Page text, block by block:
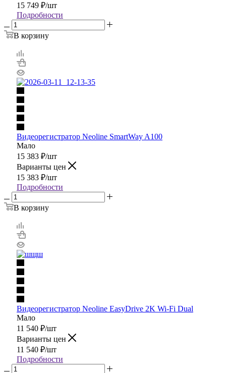
15 749 ₽/шт
Подробности
В корзину
Видеорегистратор Neoline SmartWay A100
Мало
15 383 ₽/шт
Варианты цен
15 383 ₽/шт
Подробности
В корзину
Видеорегистратор Neoline EasyDrive 2K Wi-Fi Dual
Мало
11 540 ₽/шт
Варианты цен
11 540 ₽/шт
Подробности